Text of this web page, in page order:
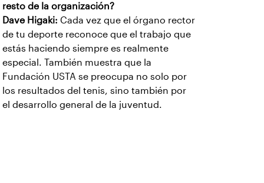
resto de la organización?
Dave Higaki: Cada vez que el órgano rector
de tu deporte reconoce que el trabajo que
estás haciendo siempre es realmente
especial. También muestra que la
Fundación USTA se preocupa no solo por
los resultados del tenis, sino también por
el desarrollo general de la juventud.